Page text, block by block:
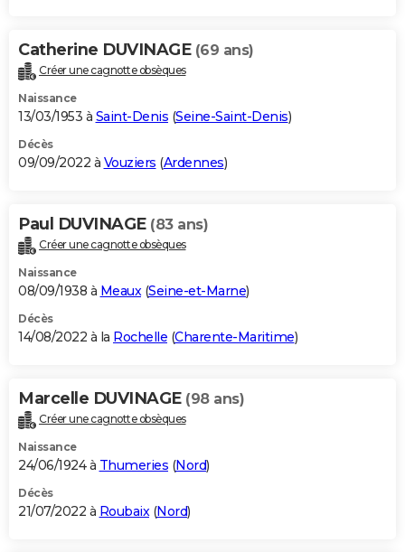
Catherine DUVINAGE (69 ans)
Créer une cagnotte obsèques
Naissance
13/03/1953 à Saint-Denis (Seine-Saint-Denis)
Décès
09/09/2022 à Vouziers (Ardennes)
Paul DUVINAGE (83 ans)
Créer une cagnotte obsèques
Naissance
08/09/1938 à Meaux(Seine-et-Marne)
Décès
14/08/2022 à la Rochelle (Charente-Maritime)
Marcelle DUVINAGE (98 ans)
Créer une cagnotte obsèques
Naissance
24/06/1924 à Thumeries (Nord)
Décès
21/07/2022 à Roubaix(Nord)